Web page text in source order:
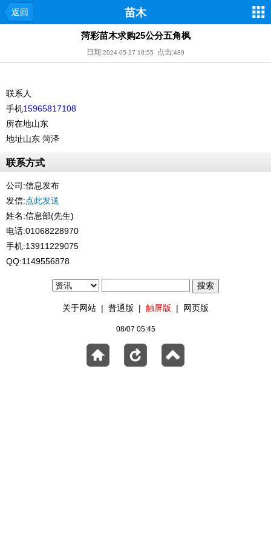
返回 苗木
菏彩苗木求购25公分五角枫
日期:2024-05-27 10:55 点击:489
联系人
手机15965817108
所在地山东
地址山东 菏泽
联系方式
公司:信息发布
发信:点此发送
姓名:信息部(先生)
电话:01068228970
手机:13911229075
QQ:1149556878
关于网站 | 普通版 | 触屏版 | 网页版
08/07 05:45